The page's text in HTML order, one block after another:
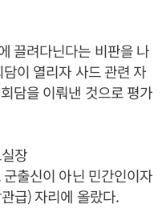
끌려다닌다는 비판을 나
이 열리자 사드 관련 자
담을 이뤄낸 것으로 평가
장
출신이 아닌 민간인이자
급) 자리에 올랐다.